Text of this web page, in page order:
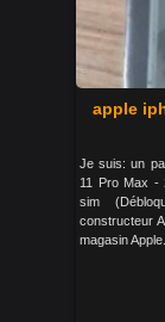
apple
Je suis: un
11 Pro Max -
sim
constructeur
magasin Apple.